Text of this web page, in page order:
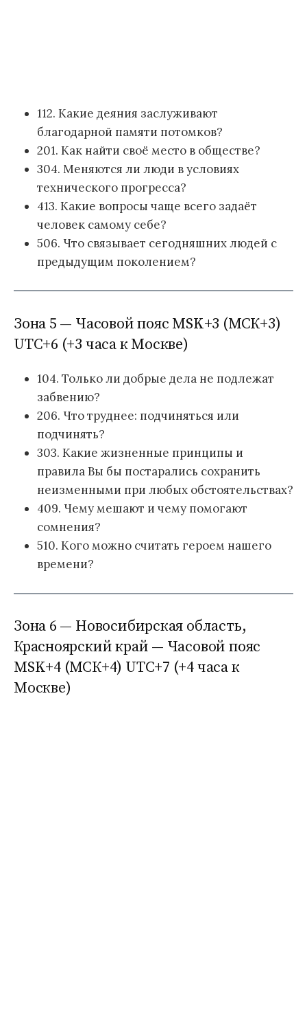
112. Какие деяния заслуживают
благодарной памяти потомков?
201. Как найти своё место в обществе?
304. Меняются ли люди в условиях
технического прогресса?
413. Какие вопросы чаще всего задаёт
человек самому себе?
506. Что связывает сегодняшних людей с
предыдущим поколением?
Зона 5 — Часовой пояс MSK+3 (МСК+3)
UTC+6 (+3 часа к Москве)
104. Только ли добрые дела не подлежат
забвению?
206. Что труднее: подчиняться или
подчинять?
303. Какие жизненные принципы и
правила Вы бы постарались сохранить
неизменными при любых обстоятельствах?
409. Чему мешают и чему помогают
сомнения?
510. Кого можно считать героем нашего
времени?
Зона 6 — Новосибирская область,
Красноярский край — Часовой пояс
MSK+4 (МСК+4) UTC+7 (+4 часа к
Москве)